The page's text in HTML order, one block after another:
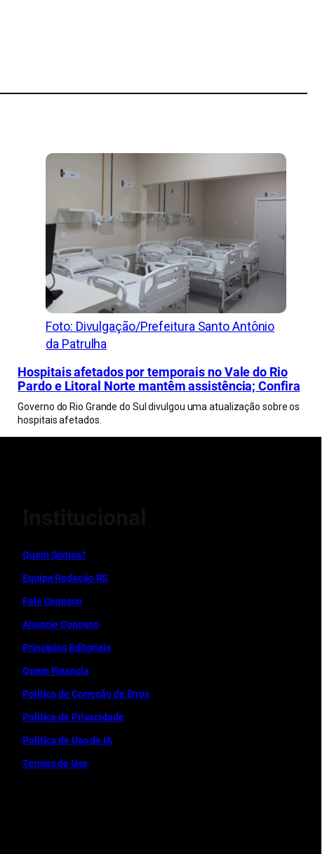
Foto: Divulgação/Prefeitura Santo Antônio
da Patrulha
Hospitais afetados por temporais no Vale do Rio
Pardo e Litoral Norte mantêm assistência; Confira
Governo do Rio Grande do Sul divulgou uma atualização sobre os
hospitais afetados.
Quem Somos?
Equipe Redação RS
Fale Conosco
Anuncie Conosco
Princípios Editoriais
Quem Financia
Política de Correção de Erros
Política de Privacidade
Política de Uso de IA
Termos de Uso